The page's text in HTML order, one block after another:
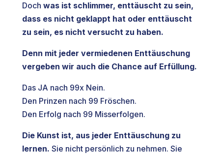
Doch was ist schlimmer, enttäuscht zu sein,
dass es nicht geklappt hat oder enttäuscht
zu sein, es nicht versucht zu haben.
Denn mit jeder vermiedenen Enttäuschung
vergeben wir auch die Chance auf Erfüllung.
Das JA nach 99x Nein.
Den Prinzen nach 99 Fröschen.
Den Erfolg nach 99 Misserfolgen.
Die Kunst ist, aus jeder Enttäuschung zu
lernen. Sie nicht persönlich zu nehmen. Sie